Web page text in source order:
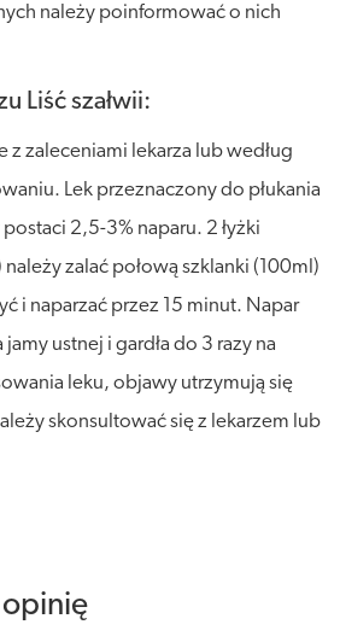
należy poinformować o nich
Liść szałwii:
z zaleceniami lekarza lub według
Lek przeznaczony do płukania
2,5-3% naparu. 2 łyżki
zalać połową szklanki (100ml)
i naparzać przez 15 minut. Napar
ustnej i gardła do 3 razy na
leku, objawy utrzymują się
skonsultować się z lekarzem lub